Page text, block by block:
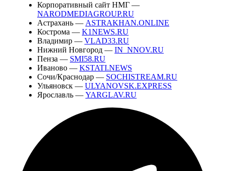
Корпоративный сайт НМГ —
NARODMEDIAGROUP.RU
Астрахань — ASTRAKHAN.ONLINE
Кострома — K1NEWS.RU
Владимир — VLAD33.RU
Нижний Новгород — IN_NNOV.RU
Пенза — SMI58.RU
Иваново — KSTATI.NEWS
Сочи/Краснодар — SOCHISTREAM.RU
Ульяновск — ULYANOVSK.EXPRESS
Ярославль — YARGLAV.RU